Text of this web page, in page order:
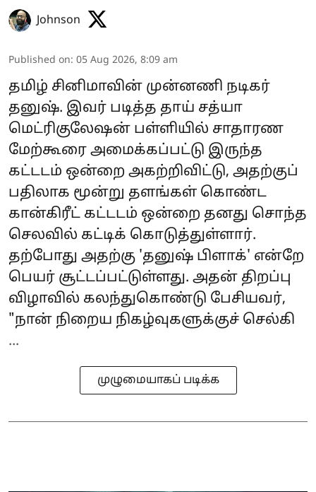
Johnson
Published on: 05 Aug 2026, 8:09 am
தமிழ் சினிமாவின் முன்னணி நடிகர்
தனுஷ். இவர் படித்த தாய் சத்யா
மெட்ரிகுலேஷன் பள்ளியில் சாதாரண
மேற்கூரை அமைக்கப்பட்டு இருந்த
கட்டடம் ஒன்றை அகற்றிவிட்டு, அதற்குப்
பதிலாக மூன்று தளங்கள் கொண்ட
கான்கிரீட் கட்டடம் ஒன்றை தனது சொந்த
செலவில் கட்டிக் கொடுத்துள்ளார்.
தற்போது அதற்கு 'தனுஷ் பிளாக்' என்றே
பெயர் சூட்டப்பட்டுள்ளது. அதன் திறப்பு
விழாவில் கலந்துகொண்டு பேசியவர்,
"நான் நிறைய நிகழ்வுகளுக்குச் செல்கி
...
முழுமையாகப் படிக்க